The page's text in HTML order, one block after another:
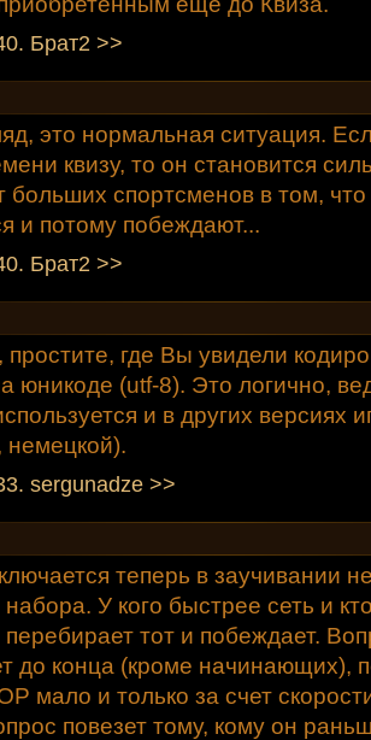
Брат2 >>
это нормальная ситуация.
квизу, то он становится
больших спортсменов в том,
и потому побеждают...
Брат2 >>
где Вы увидели
юникоде (utf-8). Это логично,
и в других версиях
немецкой).
sergunadze >>
теперь в заучивании
У кого быстрее сеть и
перебирает тот и побеждает.
до конца (кроме начинающих),
мало и только за счет
повезет тому, кому он